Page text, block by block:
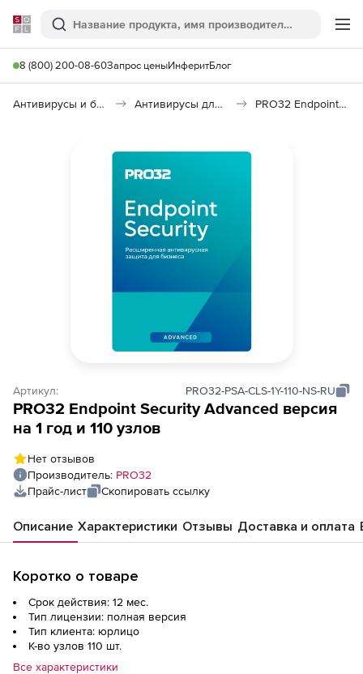
Softline
Поиск
8 (800) 200-08-60Запрос ценыИнферитБлог
Антивирусы и безопасность Антивирусы для организаций PRO32 Endpoint Security Advanced
Артикул: PRO32-PSA-CLS-1Y-110-NS-RU
PRO32 Endpoint Security Advanced версия
на 1 год и 110 узлов
Нет отзывов
Производитель: PRO32
Прайс-лист
Скопировать ссылку
Описание Характеристики Отзывы Доставка и оплата
Коротко о товаре
Срок действия: 12 мес.
Тип лицензии: полная версия
Тип клиента: юрлицо
К-во узлов 110 шт.
Все характеристики